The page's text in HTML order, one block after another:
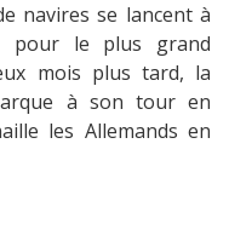
navires se lancent à
pour le plus grand
mois plus tard, la
à son tour en
les Allemands en